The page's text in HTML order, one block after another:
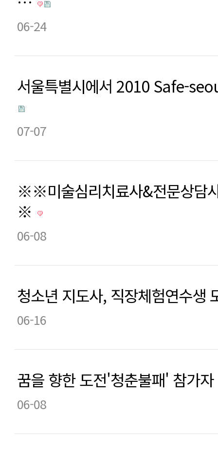
06-24
서울특별시에서 2010 Safe-
07-07
※※미술심리치료사&전문상담
※
06-08
청소년 지도사, 직장체험연수생
06-16
꿈을 향한 도전'청춘불패' 참가
06-08